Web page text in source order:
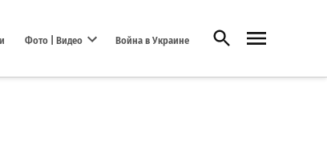
Фото | Видео Война в Украине Открыть поиск